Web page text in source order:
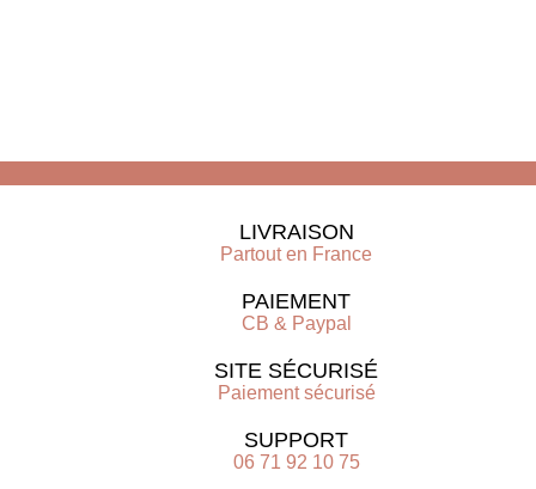
LIVRAISON
Partout en France
PAIEMENT
CB & Paypal
SITE SÉCURISÉ
Paiement sécurisé
SUPPORT
06 71 92 10 75